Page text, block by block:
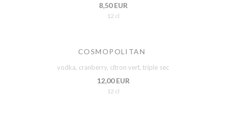
8,50 EUR
12 cl
COSMOPOLITAN
vodka, cranberry, citron vert, triple sec
12,00 EUR
12 cl